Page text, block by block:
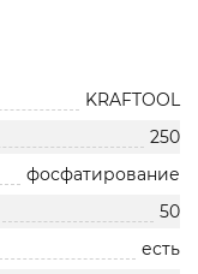
KRAFTOOL
250
фосфатирование
50
есть